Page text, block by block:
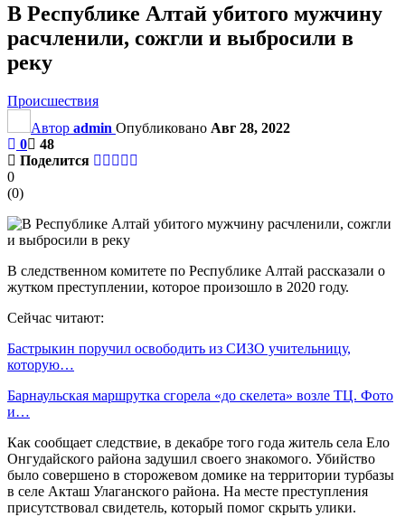
В Республике Алтай убитого мужчину
расчленили, сожгли и выбросили в
реку
Происшествия
Автор admin Опубликовано Авг 28, 2022
0
48
Поделится
0
(0)
В следственном комитете по Республике Алтай рассказали о
жутком преступлении, которое произошло в 2020 году.
Сейчас читают:
Бастрыкин поручил освободить из СИЗО учительницу,
которую…
Барнаульская маршрутка сгорела «до скелета» возле ТЦ. Фото
и…
Как сообщает следствие, в декабре того года житель села Ело
Онгудайского района задушил своего знакомого. Убийство
было совершено в сторожевом домике на территории турбазы
в селе Акташ Улаганского района. На месте преступления
присутствовал свидетель, который помог скрыть улики.